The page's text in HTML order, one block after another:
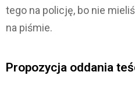
tego na policję, bo nie
na piśmie.
Propozycja oddania